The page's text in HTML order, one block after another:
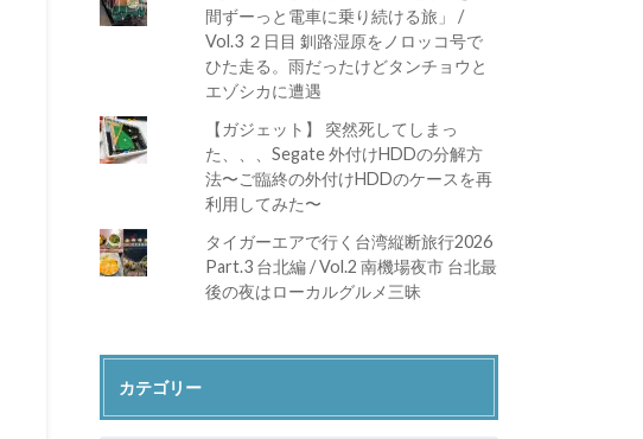
間ずーっと電車に乗り続ける旅」 /
Vol.3 ２日目 釧路湿原をノロッコ号で
ひた走る。雨だったけどタンチョウと
エゾシカに遭遇
【ガジェット】 突然死してしまっ
た、、、Segate 外付けHDDの分解方
法〜ご臨終の外付けHDDのケースを再
利用してみた〜
タイガーエアで行く台湾縦断旅行2026
Part.3 台北編 / Vol.2 南機場夜市 台北最
後の夜はローカルグルメ三昧
カテゴリー